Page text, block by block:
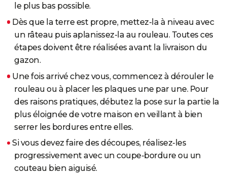
le plus bas possible.
Dès que la terre est propre, mettez-la à niveau avec
un râteau puis aplanissez-la au rouleau. Toutes ces
étapes doivent être réalisées avant la livraison du
gazon.
Une fois arrivé chez vous, commencez à dérouler le
rouleau ou à placer les plaques une par une. Pour
des raisons pratiques, débutez la pose sur la partie la
plus éloignée de votre maison en veillant à bien
serrer les bordures entre elles.
Si vous devez faire des découpes, réalisez-les
progressivement avec un coupe-bordure ou un
couteau bien aiguisé.